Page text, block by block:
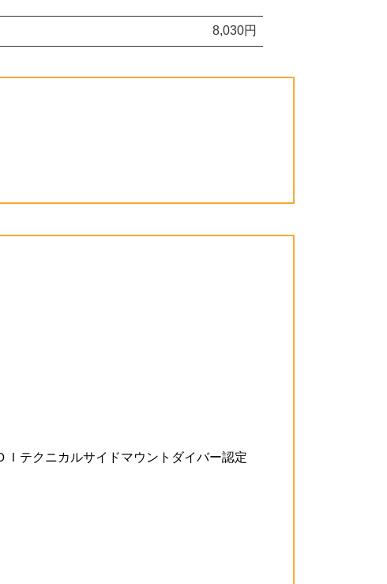
8,030円
テクニカルサイドマウントダイバー認定